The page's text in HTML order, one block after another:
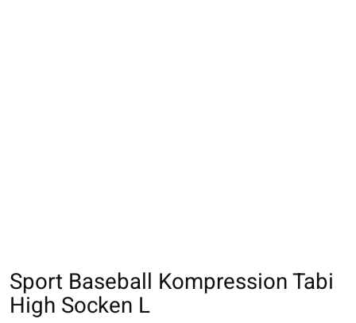
Sport Baseball Kompression Tabi
High Socken L